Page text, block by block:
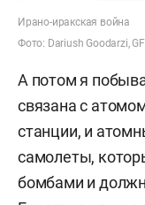
Ирано-иракская война
Фото: Dariush Goodarzi,
А потом я
связана с
станции, и
самолеты,
бомбами и